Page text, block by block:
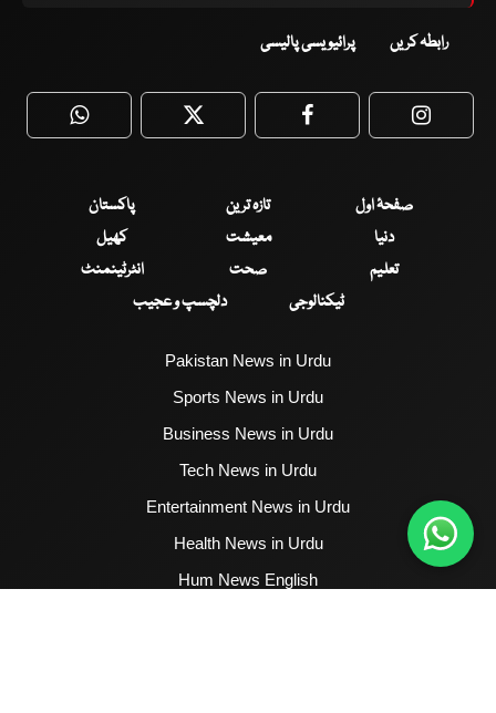
رابطہ کریں پرائیویسی پالیسی
WhatsApp Twitter Facebook
صفحۂ اول تازہ ترین
پاکستان
دنیا
معیشت
کھیل
تعلیم
صحت
انٹرٹینمنٹ
ٹیکنالوجی
دلچسپ و عجیب
Pakistan News in Urdu
Sports News in Urdu
Business News in Urdu
Tech News in Urdu
Entertainment News in Urdu
Health News in Urdu
Hum News English